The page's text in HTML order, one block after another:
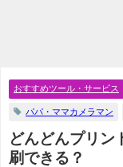
おすすめツール・サービス
パパ・ママカメラマン
どんどんプリン
刷できる？